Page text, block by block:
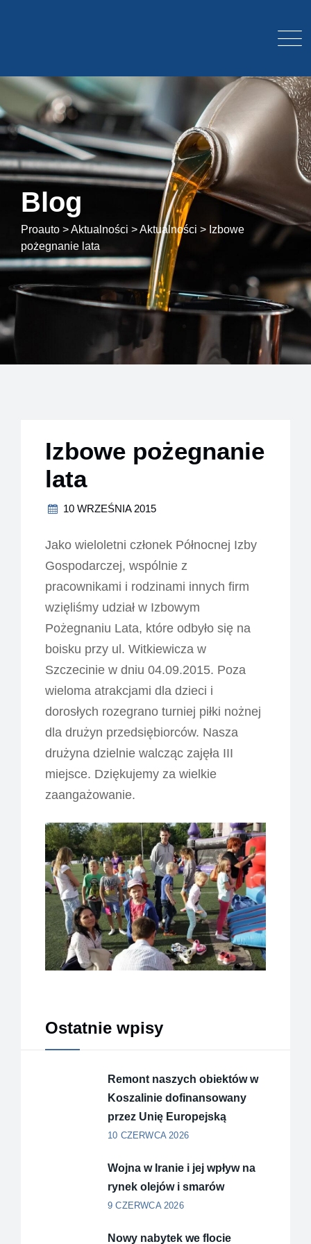
Blog
Proauto >Aktualności >Aktualności > Izbowe
pożegnanie lata
Izbowe pożegnanie
lata
10 WRZEŚNIA 2015
Jako wieloletni członek Północnej Izby
Gospodarczej, wspólnie z
pracownikami i rodzinami innych firm
wzięliśmy udział w Izbowym
Pożegnaniu Lata, które odbyło się na
boisku przy ul. Witkiewicza w
Szczecinie w dniu 04.09.2015. Poza
wieloma atrakcjami dla dzieci i
dorosłych rozegrano turniej piłki nożnej
dla drużyn przedsiębiorców. Nasza
drużyna dzielnie walcząc zajęła III
miejsce. Dziękujemy za wielkie
zaangażowanie.
Ostatnie wpisy
Remont naszych obiektów w
Koszalinie dofinansowany
przez Unię Europejską
10 CZERWCA 2026
Wojna w Iranie i jej wpływ na
rynek olejów i smarów
9 CZERWCA 2026
Nowy nabytek we flocie